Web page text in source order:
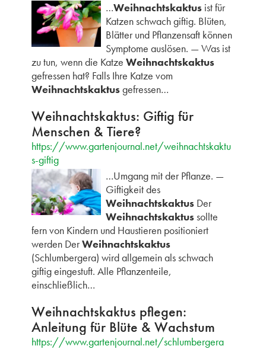
…Weihnachtskaktusist für
Katzen schwach giftig. Blüten,
Blätter und Pflanzensaft können
Symptome auslösen. — Was ist
zu tun, wenn die Katze Weihnachtskaktus
gefressen hat? Falls Ihre Katze vom
Weihnachtskaktusgefressen…
Weihnachtskaktus: Giftig für
Menschen & Tiere?
https://www.gartenjournal.net/weihnachtskaktu
s-giftig
…Umgang mit der Pflanze. —
Giftigkeit des
WeihnachtskaktusDer
Weihnachtskaktussollte
fern von Kindern und Haustieren positioniert
werden DerWeihnachtskaktus
(Schlumbergera) wird allgemein als schwach
giftig eingestuft. Alle Pflanzenteile,
einschließlich…
Weihnachtskaktus pflegen:
Anleitung für Blüte & Wachstum
https://www.gartenjournal.net/schlumbergera